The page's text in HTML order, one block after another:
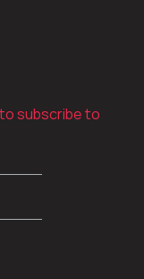
subscribe to